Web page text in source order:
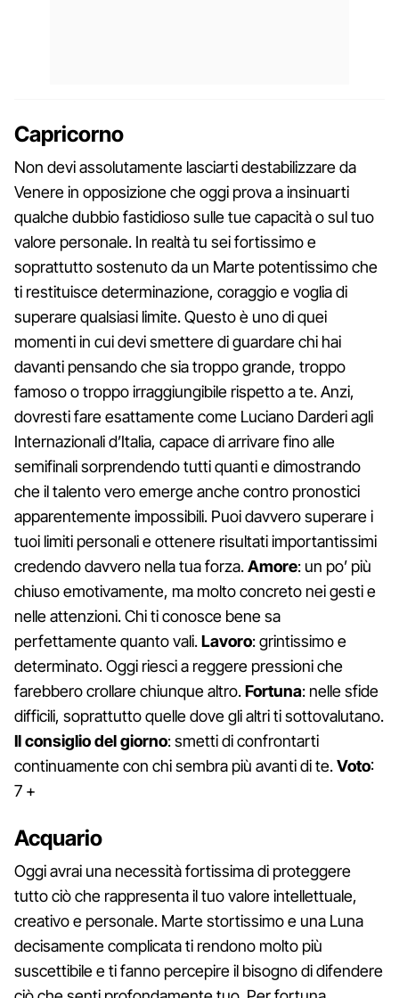
Capricorno
Non devi assolutamente lasciarti destabilizzare da
Venere in opposizione che oggi prova a insinuarti
qualche dubbio fastidioso sulle tue capacità o sul tuo
valore personale. In realtà tu sei fortissimo e
soprattutto sostenuto da un Marte potentissimo che
ti restituisce determinazione, coraggio e voglia di
superare qualsiasi limite. Questo è uno di quei
momenti in cui devi smettere di guardare chi hai
davanti pensando che sia troppo grande, troppo
famoso o troppo irraggiungibile rispetto a te. Anzi,
dovresti fare esattamente come Luciano Darderi agli
Internazionali d’Italia, capace di arrivare fino alle
semifinali sorprendendo tutti quanti e dimostrando
che il talento vero emerge anche contro pronostici
apparentemente impossibili. Puoi davvero superare i
tuoi limiti personali e ottenere risultati importantissimi
credendo davvero nella tua forza.Amore: un po’ più
chiuso emotivamente, ma molto concreto nei gesti e
nelle attenzioni. Chi ti conosce bene sa
perfettamente quanto vali.Lavoro: grintissimo e
determinato. Oggi riesci a reggere pressioni che
farebbero crollare chiunque altro.Fortuna: nelle sfide
difficili, soprattutto quelle dove gli altri ti sottovalutano.
Il consiglio del giorno: smetti di confrontarti
continuamente con chi sembra più avanti di te.Voto:
7 +
Acquario
Oggi avrai una necessità fortissima di proteggere
tutto ciò che rappresenta il tuo valore intellettuale,
creativo e personale. Marte stortissimo e una Luna
decisamente complicata ti rendono molto più
suscettibile e ti fanno percepire il bisogno di difendere